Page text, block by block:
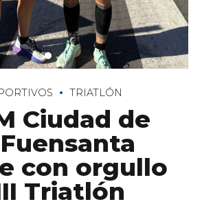
TRIATLÓN
Ciudad de
con orgullo
Triatlón